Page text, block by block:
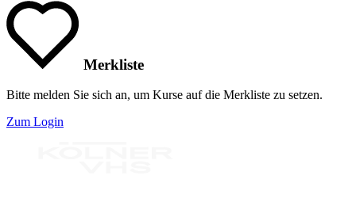
Merkliste
Bitte melden Sie sich an, um Kurse auf die Merkliste zu setzen.
Zum Login